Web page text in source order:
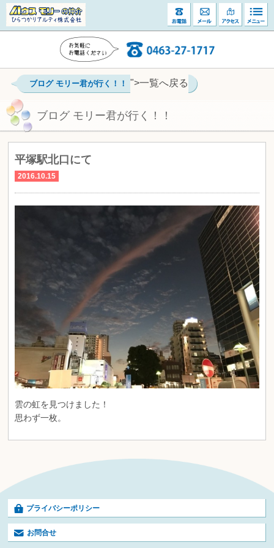
ブログ モリー君が行く！！ ">一覧へ戻る
ブログ モリー君が行く！！
平塚駅北口にて
2016.10.15
雲の虹を見つけました！
思わず一枚。
プライバシーポリシー
お問合せ